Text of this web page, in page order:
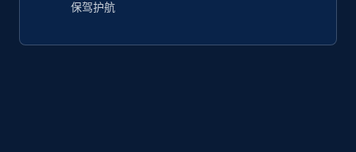
保驾护航